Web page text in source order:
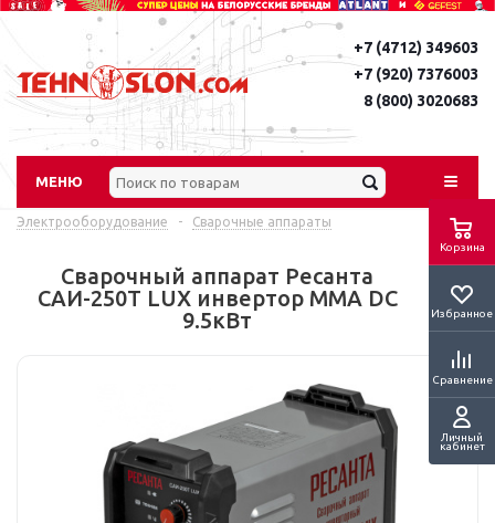
Корзина
Избранное
Сравнение
Личный
кабинет
+7 (4712) 349603
+7 (920) 7376003
8 (800) 3020683
МЕНЮ
Электрооборудование - Сварочные аппараты
Сварочный аппарат Ресанта
САИ-250Т LUX инвертор ММА DC
9.5кВт